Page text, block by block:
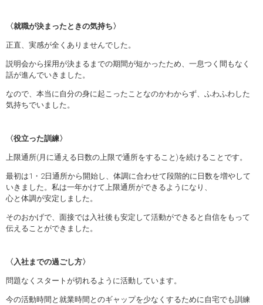
〈就職が決まったときの気持ち〉
正直、実感が全くありませんでした。
説明会から採用が決まるまでの期間が短かったため、一息つく間もなく
話が進んでいきました。
なので、本当に自分の身に起こったことなのかわからず、ふわふわした
気持ちでいました。
〈役立った訓練〉
上限通所(月に通える日数の上限で通所をすること)を続けることです。
最初は1・2日通所から開始し、体調に合わせて段階的に日数を増やして
いきました。私は一年かけて上限通所ができるようになり、
心と体調が安定しました。
そのおかげで、面接では入社後も安定して活動ができると自信をもって
伝えることができました。
〈入社までの過ごし方〉
問題なくスタートが切れるように活動しています。
今の活動時間と就業時間とのギャップを少なくするために自宅でも訓練